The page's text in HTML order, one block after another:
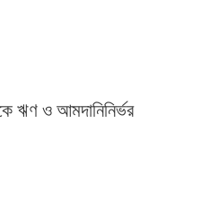
ঋণ ও আমদানিনির্ভর